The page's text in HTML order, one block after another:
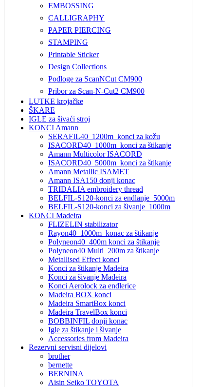
EMBOSSING
CALLIGRAPHY
PAPER PIERCING
STAMPING
Printable Sticker
Design Collections
Podloge za ScanNCut CM900
Pribor za Scan-N-Cut2 CM900
LUTKE krojačke
ŠKARE
IGLE za šivaći stroj
KONCI Amann
SERAFIL40_1200m_konci za kožu
ISACORD40_1000m_konci za štikanje
Amann Multicolor ISACORD
ISACORD40_5000m_konci za štikanje
Amann Metallic ISAMET
Amann ISA150 donji konac
TRIDALIA embroidery thread
BELFIL-S120-konci za endlanje_5000m
BELFIL-S120-konci za šivanje_1000m
KONCI Madeira
FLIZELIN stabilizator
Rayon40_1000m_konac za štikanje
Polyneon40_400m konci za štikanje
Polyneon40 Multi_200m za štikanje
Metallised Effect konci
Konci za štikanje Madeira
Konci za šivanje Madeira
Konci Aerolock za endlerice
Madeira BOX konci
Madeira SmartBox konci
Madeira TravelBox konci
BOBBINFIL donji konac
Igle za štikanje i šivanje
Accessories from Madeira
Rezervni servisni dijelovi
brother
bernette
BERNINA
Aisin Seiko TOYOTA